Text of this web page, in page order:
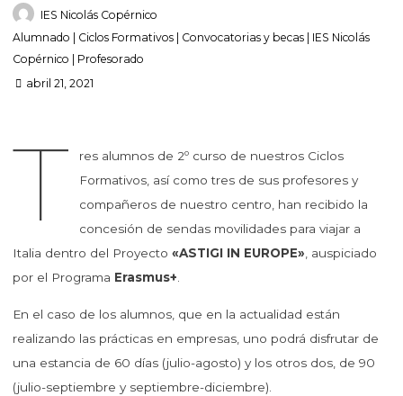
IES Nicolás Copérnico
Alumnado
Ciclos Formativos Convocatorias y becas
IES Nicolás
Copérnico
Profesorado
abril 21, 2021
T
res alumnos de 2º curso de nuestros Ciclos
Formativos, así como tres de sus profesores y
compañeros de nuestro centro, han recibido la
concesión de sendas movilidades para viajar a
Italia dentro del Proyecto «ASTIGI IN EUROPE», auspiciado
por el Programa Erasmus+.
En el caso de los alumnos, que en la actualidad están
realizando las prácticas en empresas, uno podrá disfrutar de
una estancia de 60 días (julio-agosto) y los otros dos, de 90
(julio-septiembre y septiembre-diciembre).